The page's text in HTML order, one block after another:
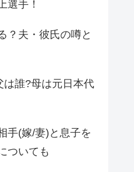
選手！
？夫・彼氏の噂と
は誰?母は元日本代
手(嫁/妻)と息子を
ついても